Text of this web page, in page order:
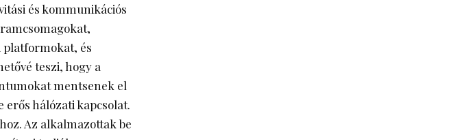
és kommunikációs
és
teszi, hogy a
mentsenek el
hálózati kapcsolat.
Az alkalmazottak be